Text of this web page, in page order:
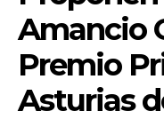
Amancio
Premio
Asturias